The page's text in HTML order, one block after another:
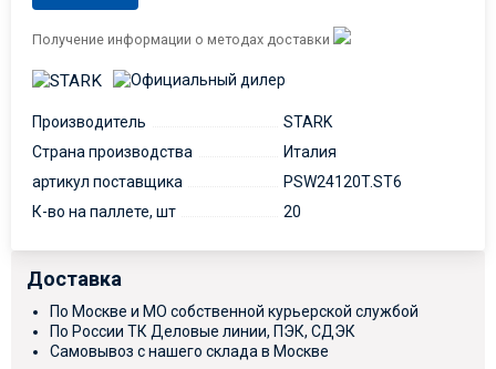
Получение информации о методах доставки
Производитель
STARK
Страна производства
Италия
артикул поставщика
PSW24120T.ST6
К-во на паллете, шт
20
Доставка
По Москве и МО собственной курьерской службой
По России ТК Деловые линии, ПЭК, СДЭК
Самовывоз с нашего склада в Москве